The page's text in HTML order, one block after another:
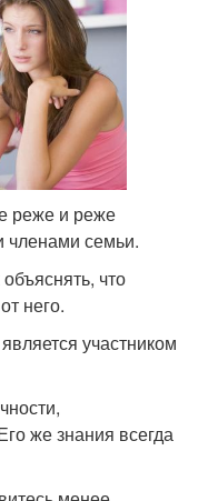
реже и реже
членами семьи.
что
него.
участником
же знания всегда